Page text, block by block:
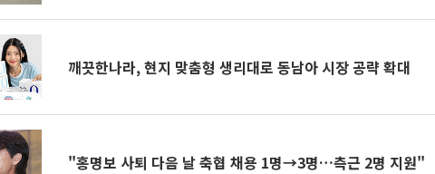
깨끗한나라, 현지 맞춤형 생리대로 동남아 시장 공략 확대
"홍명보 사퇴 다음 날 축협 채용 1명→3명…측근 2명 지원"